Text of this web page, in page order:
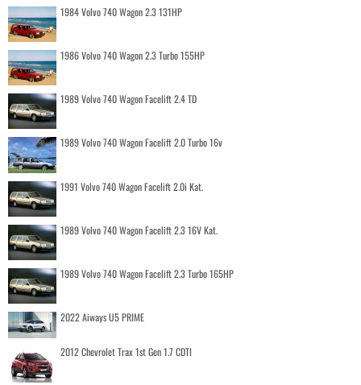
1984 Volvo 740 Wagon 2.3 131HP
1986 Volvo 740 Wagon 2.3 Turbo 155HP
1989 Volvo 740 Wagon Facelift 2.4 TD
1989 Volvo 740 Wagon Facelift 2.0 Turbo 16v
1991 Volvo 740 Wagon Facelift 2.0i Kat.
1989 Volvo 740 Wagon Facelift 2.3 16V Kat.
1989 Volvo 740 Wagon Facelift 2.3 Turbo 165HP
2022 Aiways U5 PRIME
2012 Chevrolet Trax 1st Gen 1.7 CDTI